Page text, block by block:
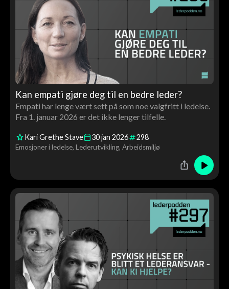
Kan empati gjøre deg til en bedre leder?
Empati har lenge vært sett på som noe valgfritt i ledelse.
Fra 1. januar 2026 er det ikke lenger tilfelle.
Kari Grethe Stave 30jan 2026 298
Emosjoner i ledelse Lederutvikling Arbeidsmiljø